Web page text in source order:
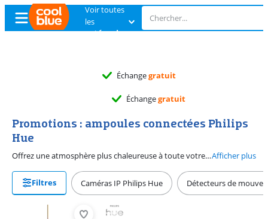
Voir toutes
les
catégories
Échangegratuit
Échangegratuit
Promotions : ampoules connectées Philips
Hue
Offrez une atmosphère plus chaleureuse à toute votre maison avec ces deals Philips Hue. Vous voulez un éclairage agréable et adapté dans chaque pièce ? Alors, c'est le moment ou jamais de passer à l'action. Vous trouverez ici l'offre qui vous convient le mieux. Que vous recherchiez une ampoule à mettre au-dessus de votre salle à manger, un spot pour votre cuisine ou une lightstrip à mettre en-dessous de votre meuble TV, nous avons le deal ampoule connectée fait pour vous.Afficher plus
Filtres Caméras IP Philips Hue Détecteurs de